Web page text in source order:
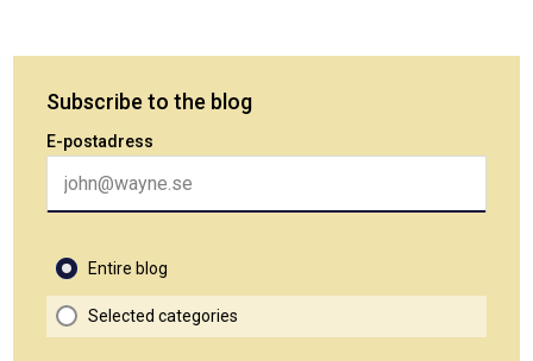
Subscribe to the blog
E-postadress
Entire blog
Selected categories